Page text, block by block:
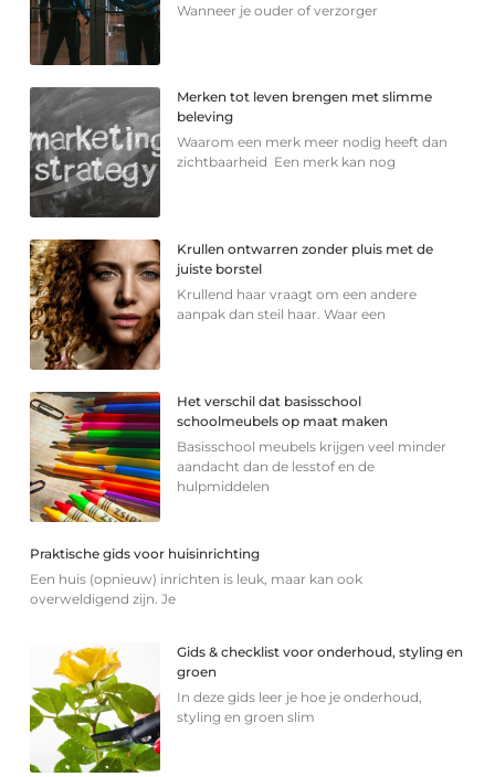
Wanneer je ouder of verzorger
Merken tot leven brengen met slimme
beleving
Waarom een merk meer nodig heeft dan
zichtbaarheid Een merk kan nog
Krullen ontwarren zonder pluis met de
juiste borstel
Krullend haar vraagt om een andere
aanpak dan steil haar. Waar een
Het verschil dat basisschool
schoolmeubels op maat maken
Basisschool meubels krijgen veel minder
aandacht dan de lesstof en de
hulpmiddelen
Praktische gids voor huisinrichting
Een huis (opnieuw) inrichten is leuk, maar kan ook
overweldigend zijn. Je
Gids & checklist voor onderhoud, styling en
groen
In deze gids leer je hoe je onderhoud,
styling en groen slim